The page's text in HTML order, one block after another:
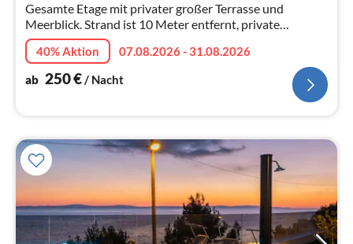
Gesamte Etage mit privater großer Terrasse und
Meerblick. Strand ist 10 Meter entfernt, private
Ankerboje, vier Schlafzimmer, drei Badezimmer, Grill, ...
40% Aktion
07.08.2026 - 31.08.2026
ab 250€/ Nacht